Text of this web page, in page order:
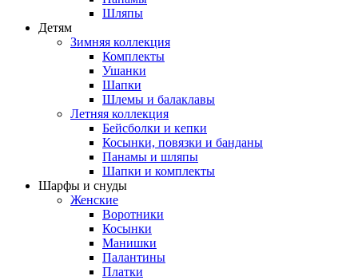
Шляпы
Детям
Зимняя коллекция
Комплекты
Ушанки
Шапки
Шлемы и балаклавы
Летняя коллекция
Бейсболки и кепки
Косынки, повязки и банданы
Панамы и шляпы
Шапки и комплекты
Шарфы и снуды
Женские
Воротники
Косынки
Манишки
Палантины
Платки